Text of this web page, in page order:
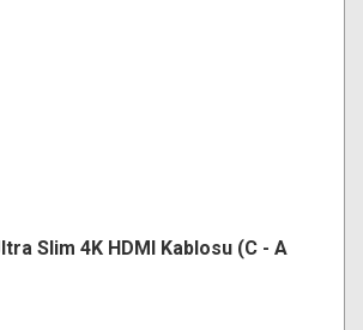
Slim 4K HDMI Kablosu (C - A